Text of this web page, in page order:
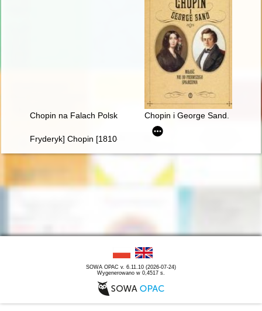
Chopin na Falach Polskiego RadiaChopin i George Sand. Miłość
Fryderyk] Chopin [1810-1849]. Życie i droga twórcza
SOWA OPAC v. 6.11.10 (2026-07-24)
Wygenerowano w 0,4517 s.